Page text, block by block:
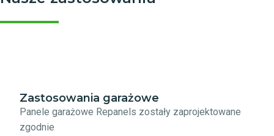
Zastosowania garażowe
Panele garażowe Repanels zostały zaprojektowane
zgodnie